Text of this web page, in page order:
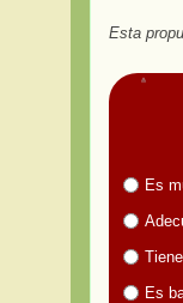
Esta
Es
Es